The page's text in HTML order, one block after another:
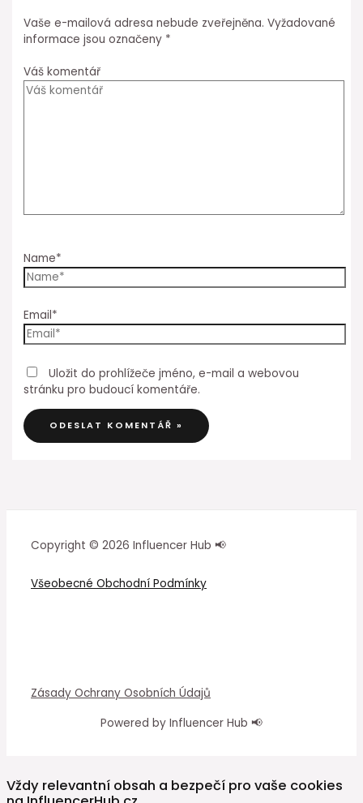
Vaše e-mailová adresa nebude zveřejněna. Vyžadované
informace jsou označeny *
Váš komentář
Name*
Email*
Uložit do prohlížeče jméno, e-mail a webovou
stránku pro budoucí komentáře.
Copyright © 2026 Influencer Hub 📢
Všeobecné Obchodní Podmínky
Zásady Ochrany Osobních Údajů
Powered by Influencer Hub 📢
Vždy relevantní obsah a bezpečí pro vaše cookies